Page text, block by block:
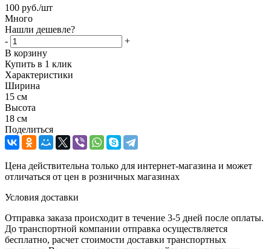
100 руб./шт
Много
Нашли дешевле?
-
+
В корзину
Купить в 1 клик
Характеристики
Ширина
15 см
Высота
18 см
Поделиться
Цена действительна только для интернет-магазина и может
отличаться от цен в розничных магазинах
Условия доставки
Отправка заказа происходит в течение 3-5 дней после оплаты.
До транспортной компании отправка осуществляется
бесплатно, расчет стоимости доставки транспортных